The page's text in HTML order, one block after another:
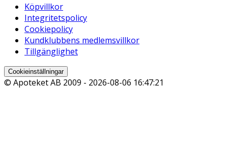
Köpvillkor
Integritetspolicy
Cookiepolicy
Kundklubbens medlemsvillkor
Tillgänglighet
Cookieinställningar
© Apoteket AB 2009 - 2026-08-06 16:47:21